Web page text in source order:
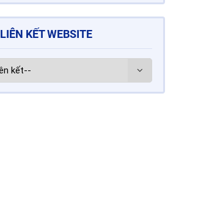
LIÊN KẾT WEBSITE